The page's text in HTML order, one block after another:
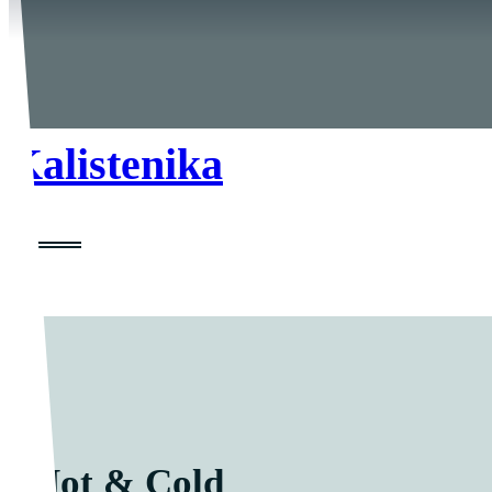
Kalistenika
Hot & Cold